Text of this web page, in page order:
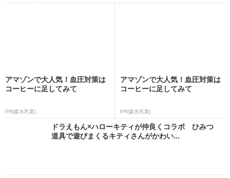
アマゾンで大人気！血圧対策は
コーヒーに足してみて
PR(森永乳業)
アマゾンで大人気！血圧対策は
コーヒーに足してみて
PR(森永乳業)
ドラえもん×ハローキティが仲良くコラボ ひみつ
道具で遊びまくるキティさんがかわい...